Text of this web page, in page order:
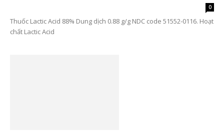
0
Thuốc Lactic Acid 88% Dung dịch 0.88 g/g NDC code 51552-0116. Hoạt
chất Lactic Acid